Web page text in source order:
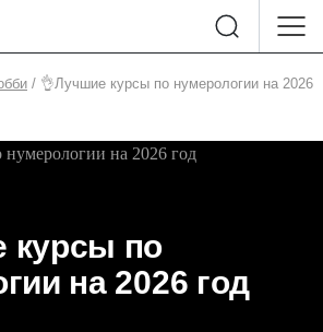
/ 👌Лучшие курсы по нумерологии на 2026
курсы по
на 2026 год